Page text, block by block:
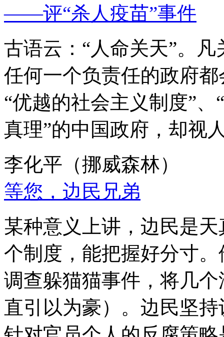
——评“杀人疫苗”事件
古语云：“人命关天”。
任何一个负责任的政府
“优越的社会主义制度”
真理”的中国政府，却视
李化平（挪威森林）
等您，边民兄弟
某种意义上讲，边民是
个制度，能把握好分寸
调查躲猫猫事件，将几
直引以为豪）。边民坚